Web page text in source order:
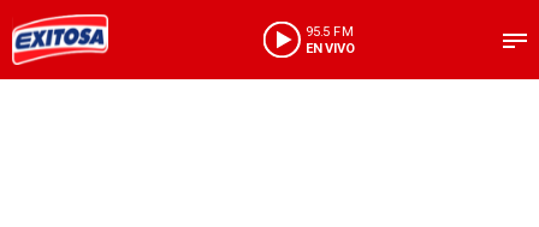
95.5 FM
EN VIVO